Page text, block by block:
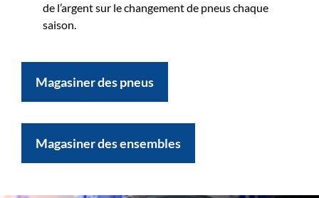
de l’argent sur le changement de pneus chaque
saison.
Magasiner des pneus
Magasiner des ensembles